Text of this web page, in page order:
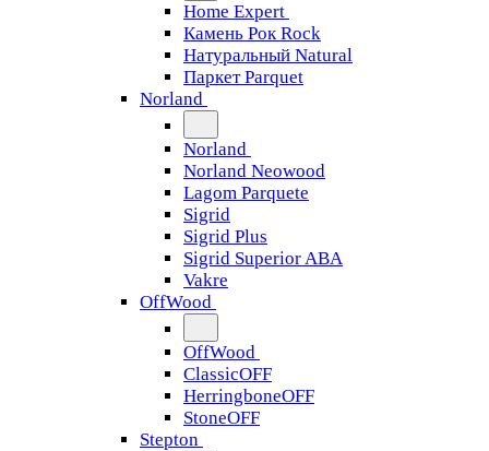
Home Expert
Камень Рок Rock
Натуральный Natural
Паркет Parquet
Norland
Norland
Norland Neowood
Lagom Parquete
Sigrid
Sigrid Plus
Sigrid Superior ABA
Vakre
OffWood
OffWood
ClassicOFF
HerringboneOFF
StoneOFF
Stepton